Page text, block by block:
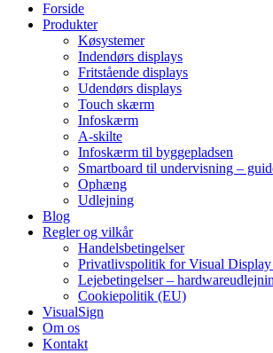
Forside
Produkter
Køsystemer
Indendørs displays
Fritstående displays
Udendørs displays
Touch skærm
Infoskærm
A-skilte
Infoskærm til byggepladsen
Smartboard til undervisning –
Ophæng
Udlejning
Blog
Regler og vilkår
Handelsbetingelser
Privatlivspolitik for Visual Display
Lejebetingelser –
Cookiepolitik (EU)
VisualSign
Om os
Kontakt